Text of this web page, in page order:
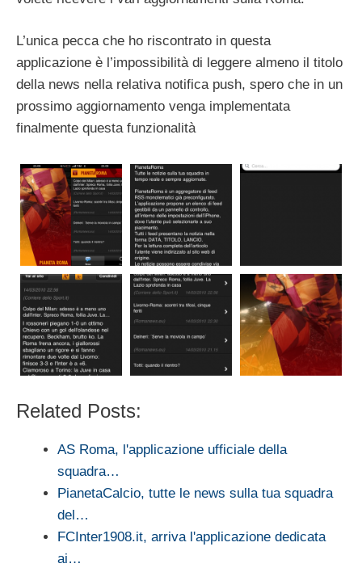
L’unica pecca che ho riscontrato in questa
applicazione è l’impossibilità di leggere almeno il titolo
della news nella relativa notifica push, spero che in un
prossimo aggiornamento venga implementata
finalmente questa funzionalità
Related Posts:
AS Roma, l'applicazione ufficiale della
squadra…
PianetaCalcio, tutte le news sulla tua squadra
del…
FCInter1908.it, arriva l'applicazione dedicata
ai…